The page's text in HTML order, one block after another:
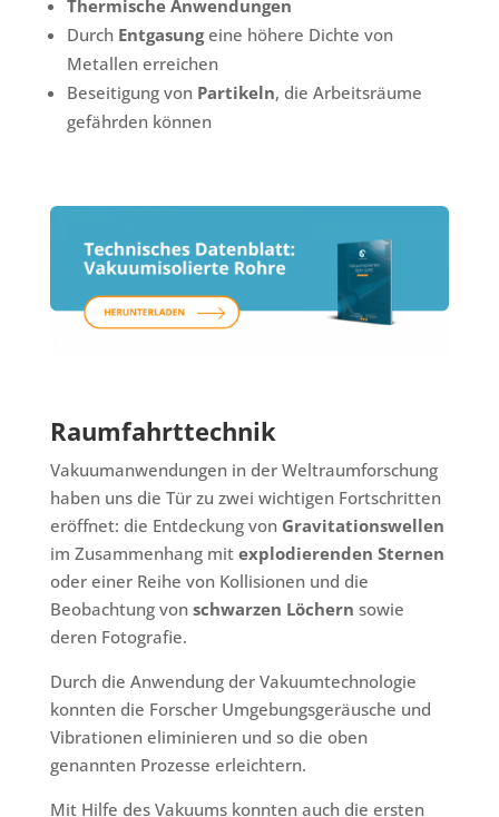
Thermische Anwendungen
Durch Entgasungeine höhere Dichte von
Metallen erreichen
Beseitigung von Partikeln, die Arbeitsräume
gefährden können
Raumfahrttechnik
Vakuumanwendungen in der Weltraumforschung
haben uns die Tür zu zwei wichtigen Fortschritten
eröffnet: die Entdeckung von Gravitationswellen
im Zusammenhang mitexplodierenden Sternen
oder einer Reihe von Kollisionen und die
Beobachtung von schwarzen Löchern sowie
deren Fotografie.
Durch die Anwendung der Vakuumtechnologie
konnten die Forscher Umgebungsgeräusche und
Vibrationen eliminieren und so die oben
genannten Prozesse erleichtern.
Mit Hilfe des Vakuums konnten auch die ersten